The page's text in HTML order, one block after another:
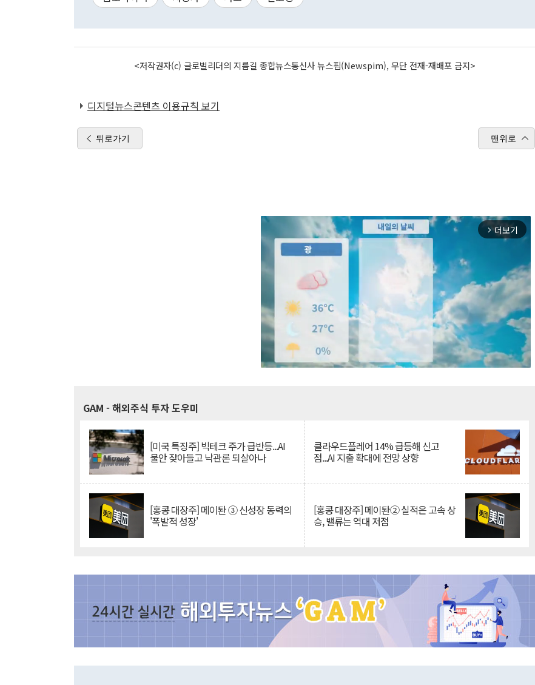
<저작권자(c) 글로벌리더의 지름길 종합뉴스통신사 뉴스핌(Newspim), 무단 전재-재배포 금지>
디지털뉴스콘텐츠 이용규칙 보기
뒤로가기 맨위로
arrow_forward_ios 더보기
GAM - 해외주식 투자 도우미
[미국 특징주] 빅테크 주가 급반등...AI
불안 잦아들고 낙관론 되살아나
클라우드플레어 14% 급등해 신고
점...AI 지출 확대에 전망 상향
[홍콩 대장주] 메이퇀 ③ 신성장 동력의
'폭발적 성장'
[홍콩 대장주] 메이퇀② 실적은 고속 상
승, 밸류는 역대 저점